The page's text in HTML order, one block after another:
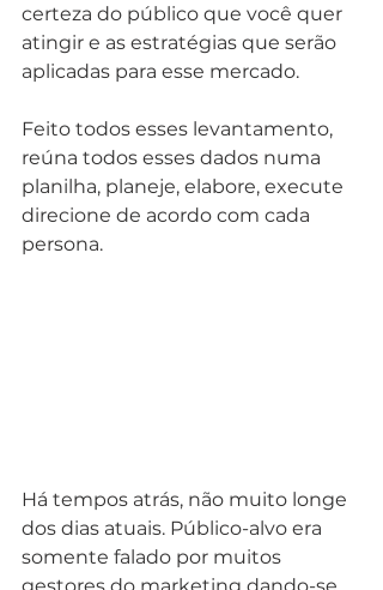
certeza do público que você quer
atingir e as estratégias que serão
aplicadas para esse mercado.
Feito todos esses levantamento,
reúna todos esses dados numa
planilha, planeje, elabore, execute
direcione de acordo com cada
persona.
Há tempos atrás, não muito longe
dos dias atuais. Público-alvo era
somente falado por muitos